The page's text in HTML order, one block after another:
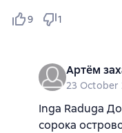
9 1
Артём
23 October
Inga Raduga
сорока